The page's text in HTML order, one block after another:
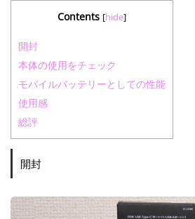
Contents [hide]
開封
本体の使用をチェック
モバイルバッテリーとしての性能
使用感
総評
開封